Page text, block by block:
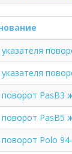
PasB3
PasB5
Polo